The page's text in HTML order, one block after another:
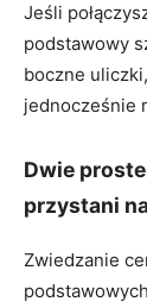
Jeśli
podstawowy
boczne
jednocześnie
Dwie
przystani
Zwiedzanie